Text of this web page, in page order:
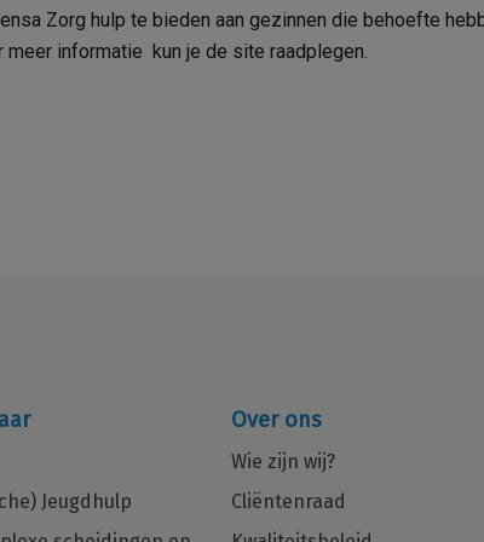
Zorg hulp te bieden aan gezinnen die behoefte
meer informatie kun je de site raadplegen.
Jeugdhulp
Over ons
Wie zijn wij?
Cliëntenraad